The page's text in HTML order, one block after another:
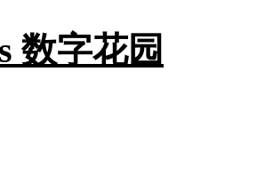
数字花园